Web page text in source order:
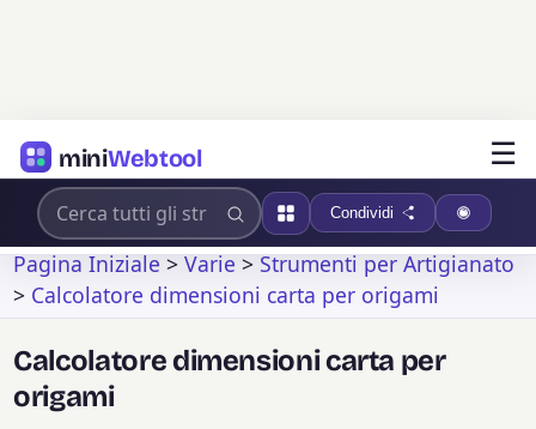
miniWebtool ☰
Condividi
Pagina Iniziale>Varie>Strumenti per Artigianato
> Calcolatore dimensioni carta per origami
Calcolatore dimensioni carta per
origami